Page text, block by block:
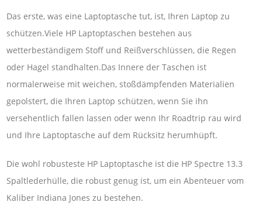
Das erste, was eine Laptoptasche tut, ist, Ihren Laptop zu
schützen.Viele HP Laptoptaschen bestehen aus
wetterbeständigem Stoff und Reißverschlüssen, die Regen
oder Hagel standhalten.Das Innere der Taschen ist
normalerweise mit weichen, stoßdämpfenden Materialien
gepolstert, die Ihren Laptop schützen, wenn Sie ihn
versehentlich fallen lassen oder wenn Ihr Roadtrip rau wird
und Ihre Laptoptasche auf dem Rücksitz herumhüpft.
Die wohl robusteste HP Laptoptasche ist die HP Spectre 13.3
Spaltlederhülle, die robust genug ist, um ein Abenteuer vom
Kaliber Indiana Jones zu bestehen.